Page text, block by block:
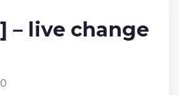
] – live change
0